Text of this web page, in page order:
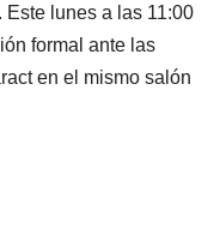
lunes a las 11:00
formal ante las
en el mismo salón